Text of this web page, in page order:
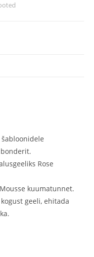
Rose
kuumatunnet.
geeli, ehitada